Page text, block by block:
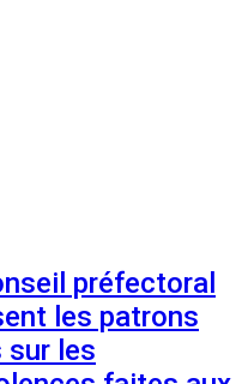
préfectoral
les patrons
sur les